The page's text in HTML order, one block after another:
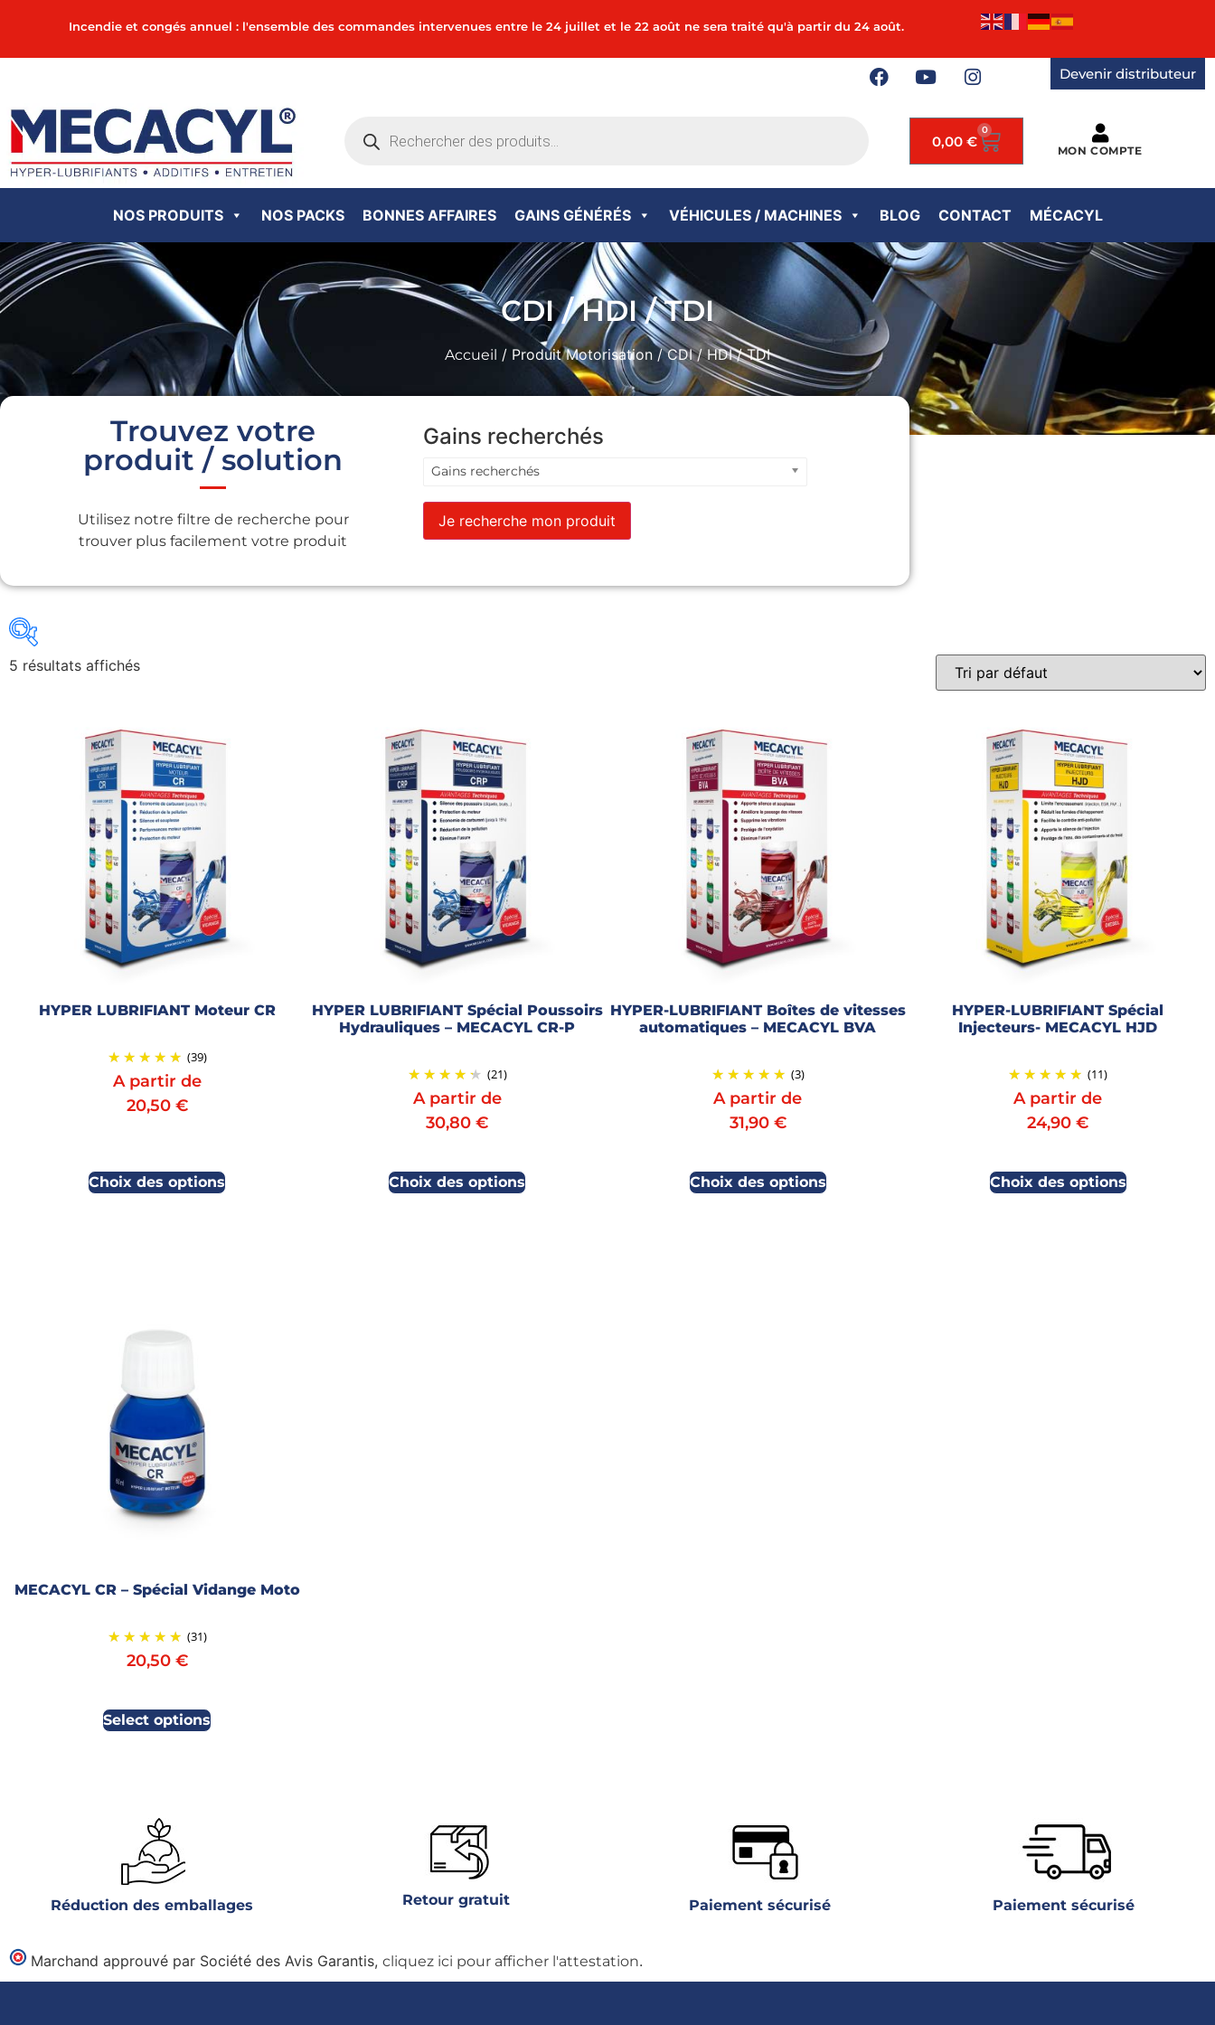
Incendie et congés annuel : l'ensemble des commandes intervenues entre le 24 juillet et le 22 août ne sera traité qu'à partir du 24 août.
Devenir distributeur
0,00€
0
MON COMPTE
NOS PRODUITS NOS PACKS BONNES AFFAIRES GAINS GÉNÉRÉS VÉHICULES / MACHINES BLOG CONTACT MÉCACYL
CDI / HDI / TDI
Accueil / Produit Motorisation / CDI / HDI / TDI
Trouvez votre
produit / solution
Utilisez notre filtre de recherche pour
trouver plus facilement votre produit
Gains recherchés
Gains recherchés
Je recherche mon produit
5 résultats affichés
HYPER LUBRIFIANT Moteur CR
(39)
A partir de
20,50 €
Choix des options
HYPER LUBRIFIANT Spécial Poussoirs
Hydrauliques – MECACYL CR-P
(21)
A partir de
30,80€
Choix des options
HYPER-LUBRIFIANT Boîtes de vitesses
automatiques – MECACYL BVA
(3)
A partir de
31,90 €
Choix des options
HYPER-LUBRIFIANT Spécial
Injecteurs- MECACYL HJD
(11)
A partir de
24,90€
Choix des options
MECACYL CR – Spécial Vidange Moto
(31)
20,50 €
Select options
Réduction des emballages Retour gratuit Paiement sécurisé Paiement sécurisé
Marchand approuvé par Société des Avis Garantis, cliquez ici pour afficher l'attestation.